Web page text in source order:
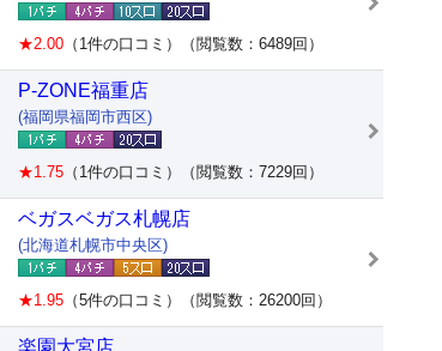
★2.00 （1件の口コミ）（閲覧数：6489回）
P-ZONE福重店
(福岡県福岡市西区)
★1.75 （1件の口コミ）（閲覧数：7229回）
ベガスベガス札幌店
(北海道札幌市中央区)
★1.95 （5件の口コミ）（閲覧数：26200回）
楽園大宮店